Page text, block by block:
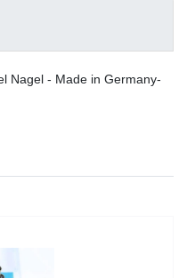
Nagel - Made in Germany-